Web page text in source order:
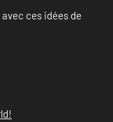
ces idées de